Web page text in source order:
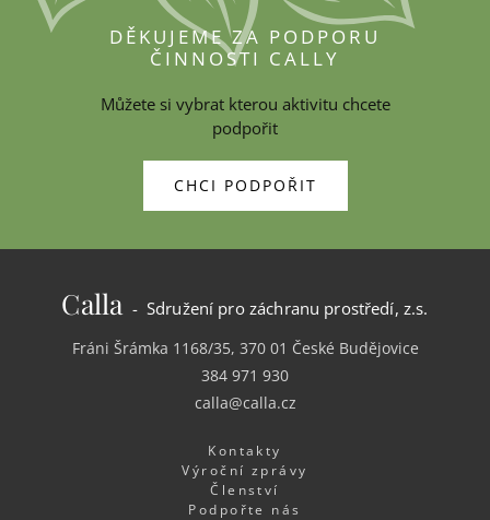
DĚKUJEME ZA PODPORU
ČINNOSTI CALLY
Můžete si vybrat kterou aktivitu chcete
podpořit
CHCI PODPOŘIT
Calla- Sdružení pro záchranu prostředí, z.s.
Fráni Šrámka 1168/35, 370 01 České Budějovice
384 971 930
calla@calla.cz
Kontakty
Výroční zprávy
Členství
Podpořte nás